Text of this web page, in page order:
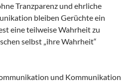
Tranzparenz und ehrliche
bleiben Gerüchte ein
eine teilweise Wahrheit zu
selbst „ihre Wahrheit“
und Kommunikation